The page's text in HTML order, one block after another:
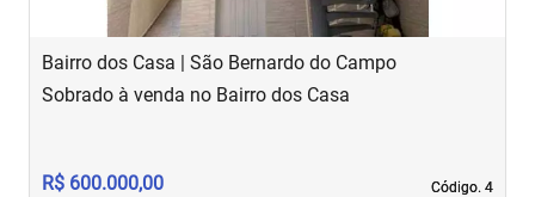
Bairro dos Casa | São Bernardo do Campo
Código. 4
Código. 4
Sobrado à venda no Bairro dos Casa
R$ 600.000,00